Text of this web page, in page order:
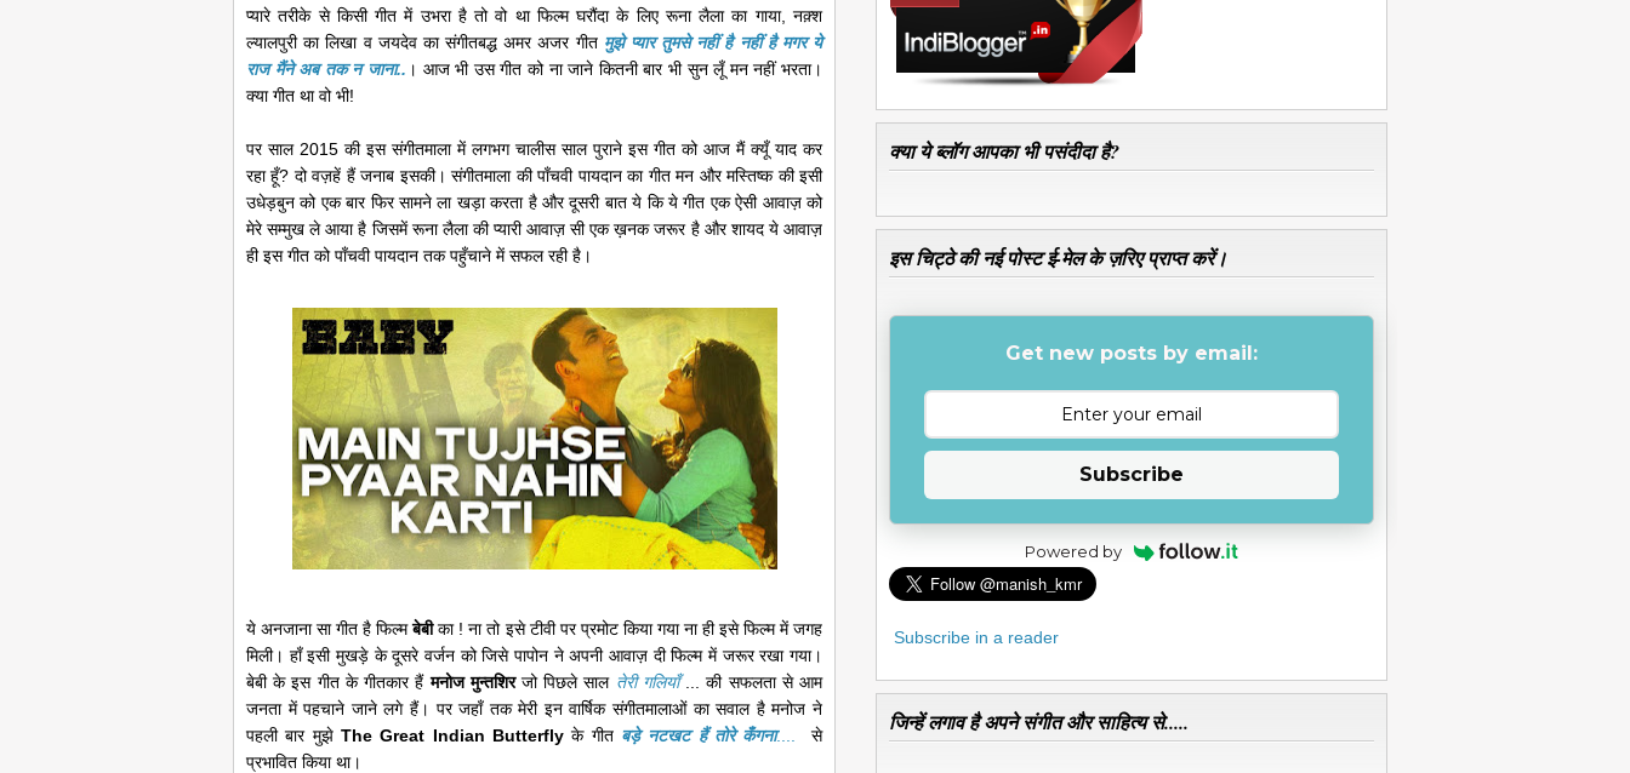
प्यारे तरीके से किसी गीत में उभरा है तो वो था फिल्म घरौंदा के लिए रूना लैला का गाया, नक़्श
ल्यालपुरी का लिखा व जयदेव का संगीतबद्ध अमर अजर गीत मुझे प्यार तुमसे नहीं है नहीं है मगर ये
राज मैंने अब तक न जाना.. । आज भी उस गीत को ना जाने कितनी बार भी सुन लूँ मन नहीं भरता।
क्या गीत था वो भी!
पर साल 2015 की इस संगीतमाला में लगभग चालीस साल पुराने इस गीत को आज मैं क्यूँ याद कर
रहा हूँ? दो वज़हें हैं जनाब इसकी। संगीतमाला की पाँचवी पायदान का गीत मन और मस्तिष्क की इसी
उधेड़बुन को एक बार फिर सामने ला खड़ा करता है और दूसरी बात ये कि ये गीत एक ऐसी आवाज़ को
मेरे सम्मुख ले आया है जिसमें रूना लैला की प्यारी आवाज़ सी एक ख़नक जरूर है और शायद ये आवाज़
ही इस गीत को पाँचवी पायदान तक पहुँचाने में सफल रही है।
ये अनजाना सा गीत है फिल्मबेबीका ! ना तो इसे टीवी पर प्रमोट किया गया ना ही इसे फिल्म में जगह
मिली। हाँ इसी मुखड़े के दूसरे वर्जन को जिसे पापोन ने अपनी आवाज़ दी फिल्म में जरूर रखा गया।
बेबी के इस गीत के गीतकार हैंमनोज मुन्तशिरजो पिछले साल तेरी गलियाँ
... की सफलता से आम
जनता में पहचाने जाने लगे हैं। पर जहाँ तक मेरी इन वार्षिक संगीतमालाओं का सवाल है मनोज ने
पहली बार मुझे The Great Indian Butterfly के गीत बड़े नटखट हैं तोरे कँगना....से
प्रभावित किया था।
क्या ये ब्लॉग आपका भी पसंदीदा है?
इस चिट्ठे की नई पोस्ट ई-मेल के ज़रिए प्राप्त करें।
Get new posts by email:
Subscribe
Powered by
Subscribe in a reader
जिन्हें लगाव है अपने संगीत और साहित्य से.....